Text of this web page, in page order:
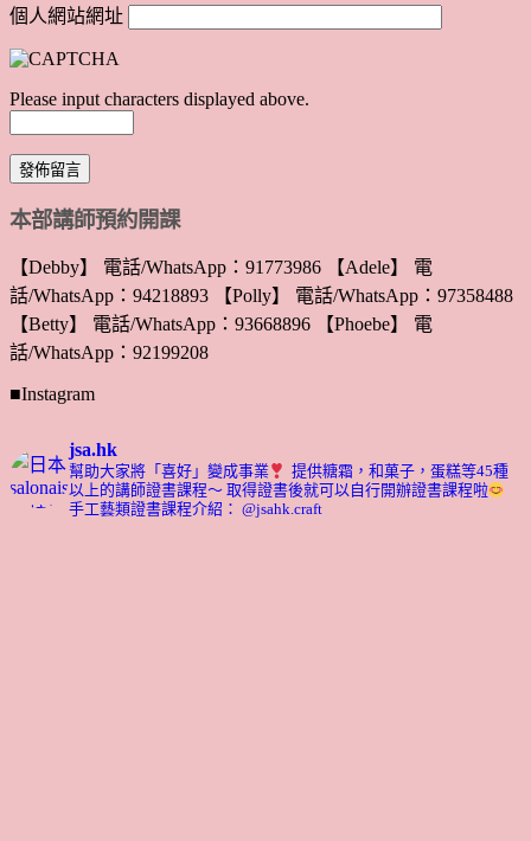
個人網站網址
Please input characters displayed above.
本部講師預約開課
【Debby】 電話/WhatsApp：91773986 【Adele】 電
話/WhatsApp：94218893 【Polly】 電話/WhatsApp：97358488
【Betty】 電話/WhatsApp：93668896 【Phoebe】 電
話/WhatsApp：92199208
■Instagram
jsa.hk
幫助大家將「喜好」變成事業
提供糖霜，和菓子，蛋糕等45種
以上的講師證書課程～ 取得證書後就可以自行開辦證書課程啦
手工藝類證書課程介紹： @jsahk.craft